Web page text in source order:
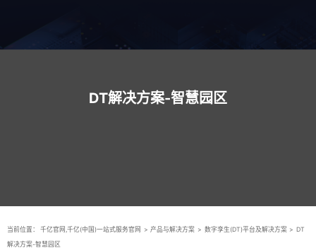
DT解决方案-智慧园区
当前位置： 千亿官网,千亿(中国)一站式服务官网 > 产品与解决方案 > 数字孪生(DT)平台及解决方案 > DT
解决方案-智慧园区